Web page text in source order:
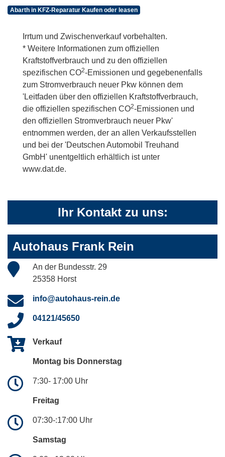
Abarth in KFZ-Reparatur Kaufen oder leasen
Irrtum und Zwischenverkauf vorbehalten.
* Weitere Informationen zum offiziellen
Kraftstoffverbrauch und zu den offiziellen
spezifischen CO2-Emissionen und gegebenenfalls
zum Stromverbrauch neuer Pkw können dem
'Leitfaden über den offiziellen Kraftstoffverbrauch,
die offiziellen spezifischen CO2-Emissionen und
den offiziellen Stromverbrauch neuer Pkw'
entnommen werden, der an allen Verkaufsstellen
und bei der 'Deutschen Automobil Treuhand
GmbH' unentgeltlich erhältlich ist unter
www.dat.de.
Ihr Kontakt zu uns:
Autohaus Frank Rein
An der Bundesstr. 29
25358 Horst
info@autohaus-rein.de
04121/45650
Verkauf
Montag bis Donnerstag
7:30- 17:00 Uhr
Freitag
07:30-:17:00 Uhr
Samstag